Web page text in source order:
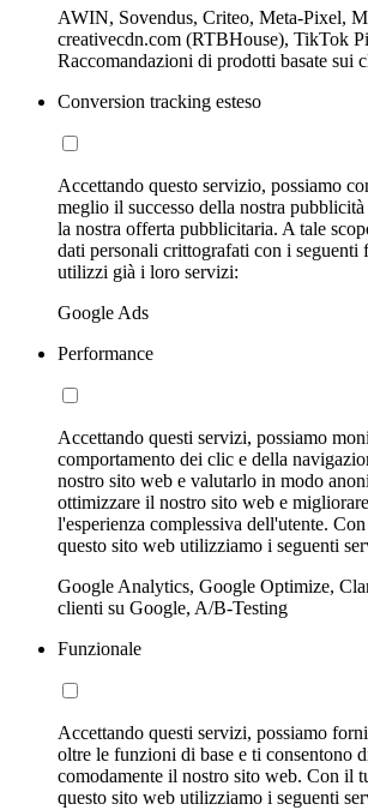
AWIN, Sovendus, Criteo, Meta-Pixel,
creativecdn.com (RTBHouse), TikTok
Raccomandazioni di prodotti basate sui
Conversion tracking esteso
Accettando questo servizio, possiamo
meglio il successo della nostra
la nostra offerta pubblicitaria. A tale
dati personali crittografati con i seguenti
utilizzi già i loro servizi:
Google Ads
Performance
Accettando questi servizi, possiamo
comportamento dei clic e della
nostro sito web e valutarlo in modo
ottimizzare il nostro sito web e
l'esperienza complessiva dell'utente.
questo sito web utilizziamo i seguenti
Google Analytics, Google Optimize,
clienti su Google, A/B-Testing
Funzionale
Accettando questi servizi, possiamo
oltre le funzioni di base e ti consentono
comodamente il nostro sito web. Con il
questo sito web utilizziamo i seguenti